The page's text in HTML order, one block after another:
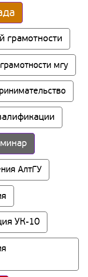
грамотности
мгу
АлтГУ
УК-10